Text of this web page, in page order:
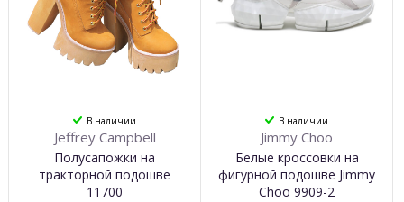
В наличии
Jeffrey Campbell
Полусапожки на
тракторной подошве
11700
В наличии
Jimmy Choo
Белые кроссовки на
фигурной подошве Jimmy
Choo 9909-2